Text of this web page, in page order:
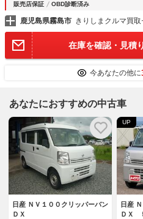
販売店保証 OBD診断済み
鹿児島県霧島市 きりしまクルマ買取
在庫を確認・見積
今あなたの他に
あなたにおすすめの中古車
日産 ＮＶ１００クリッパーバン
ＤＸ
UP
日産
ＤＸ